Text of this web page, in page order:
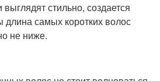
стильно, создается
длина самых коротких волос
не ниже.